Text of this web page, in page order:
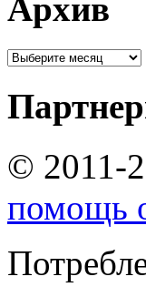
Архив
© 2011-
помощь